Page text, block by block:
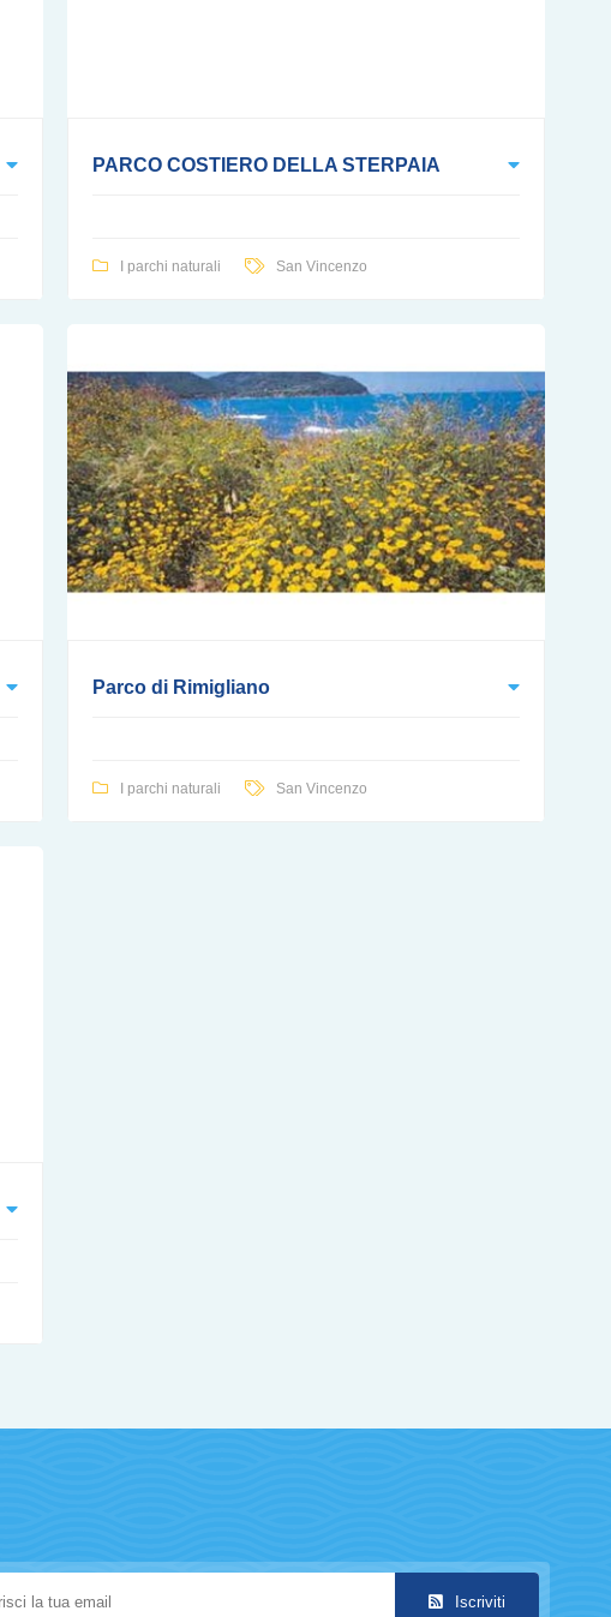
PARCO COSTIERO DELLA STERPAIA
I parchi naturali San Vincenzo
Parco di Rimigliano
I parchi naturali San Vincenzo
Iscriviti